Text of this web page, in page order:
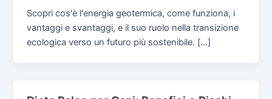
Scopri cos'è l'energia geotermica, come funziona, i
vantaggi e svantaggi, e il suo ruolo nella transizione
ecologica verso un futuro più sostenibile. […]